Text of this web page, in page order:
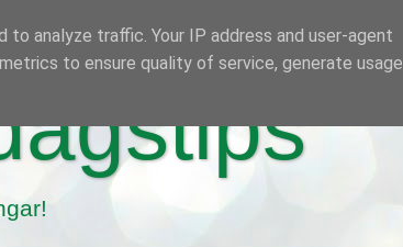
analyze traffic. Your IP address and user-agent
to ensure quality of service, generate usage